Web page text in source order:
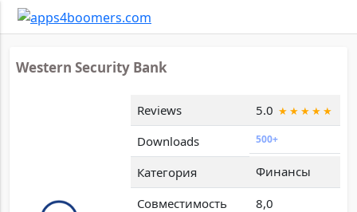
Western Security Bank
Reviews
5.0
Downloads
500+
Категория
Финансы
Совместимость
8,0